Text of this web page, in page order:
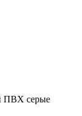
ПВХ серые